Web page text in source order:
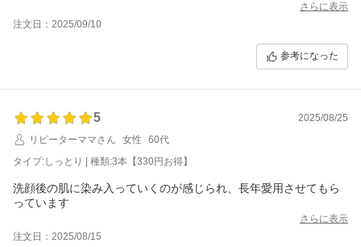
さらに表示
注文日：2025/09/10
参考になった
5
2025/08/25
リピーターママさん
女性
60代
タイプ:しっとり | 種類:3本【330円お得】
洗顔後の肌に染み入っていくのが感じられ、長年愛用させてもら
っています
さらに表示
注文日：2025/08/15